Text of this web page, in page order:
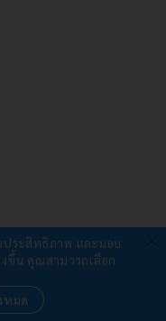
ประสิทธิภาพ และมอบ
ขึ้น คุณสามารถเลือก
หมด